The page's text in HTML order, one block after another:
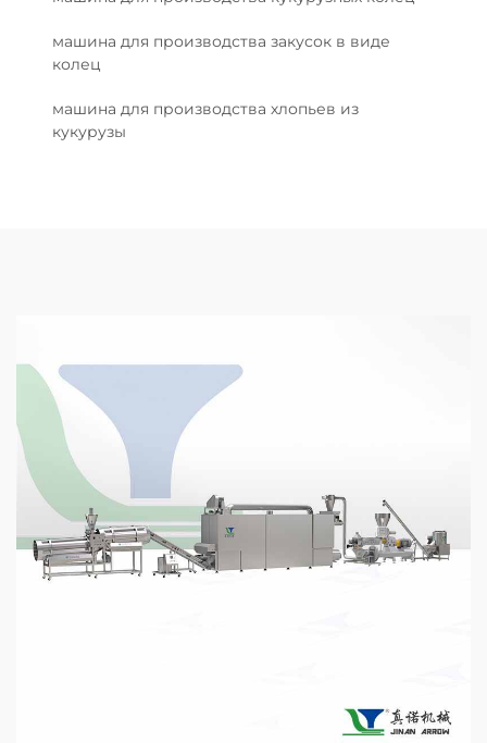
машина для производства закусок в виде
колец
машина для производства хлопьев из
кукурузы